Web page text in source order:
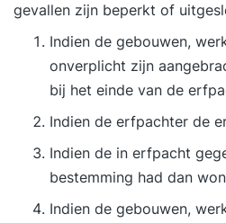
gevallen zijn beperkt of
Indien de gebouwen,
onverplicht zijn
bij het einde van de
Indien de erfpachter de
Indien de in erfpacht
bestemming had dan
Indien de gebouwen,